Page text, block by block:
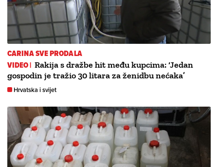
CARINA SVE PRODALA
VIDEO | Rakija s dražbe hit među kupcima: ‘Jedan
gospodin je tražio 30 litara za ženidbu nećaka’
Hrvatska i svijet